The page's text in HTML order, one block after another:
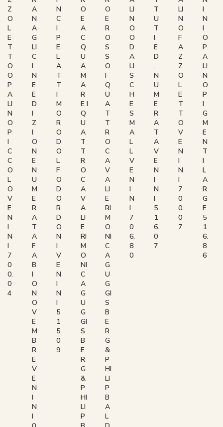
Z
O
L
E
T
T
O
O
P
A
LI
N
O
P
I
C
C
O
L
O
V
E
N
I
N
I
7
0
0.
0
4
A
N
A
G
LI
C
I
N
E
E
D
I
Z
I
O
N
E
N
U
M
E
R
A
T
A
F
A
B
I
O
N
O
V
E
M
B
R
E
V
E
N
I
N
I
N
C
I
P
E
L
A
T
T
I
M
O
R
O
D
O
L
F
O
D
O
R
D
O
N
I
V
E
N
I
N
I
5
1
5.
0
9
O
E
A
C
Q
U
A
M
A
R
E I
Q
U
A
T
T
R
O
C
A
V
A
LI
E
RI
M
O
NI
C
A
G
U
G
GI
S
B
E
R
G
&
P
HI
LI
P
O
E
R
O
S
S
O
I
Q
U
A
T
T
R
O
C
A
V
A
LI
E
RI
M
O
NI
C
A
G
U
G
GI
S
B
E
R
G
&
P
HI
LI
P
B
A
L
LI
N
O
O
D
A
LI
S
C
H
E
S
M
A
L
L
V
E
N
I
N
I
7
0
6.
8
0
T
U
T
I
E
D
.
N
U
M
E
R
A
T
A
V
E
N
I
N
I
5
1
6.
0
7
LI
N
O
F
A
Z
Z
O
L
E
T
T
O
V
E
N
I
N
I
7
0
0.
0
7
I
N
I
O
P
A
LI
N
O
P
I
G
M
E
N
T
I
L
A
R
G
E
5
1
6.
8
6